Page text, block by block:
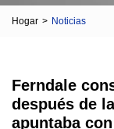
Hogar > Noticias
Ferndale
después de
apuntaba